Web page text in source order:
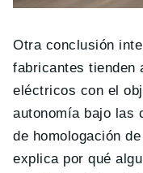
Otra conclusión
fabricantes tienden
eléctricos con el
autonomía bajo las
de homologación
explica por qué